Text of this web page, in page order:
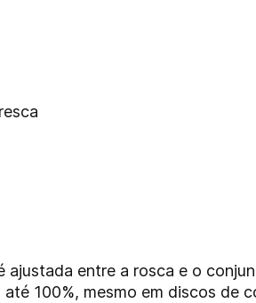
entre a rosca e o
100%, mesmo em discos de